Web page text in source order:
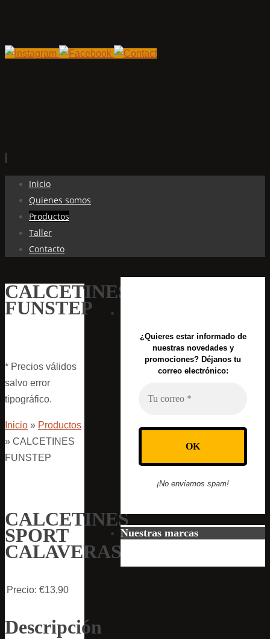
contenido
Inicio
Quienes somos
Productos
Taller
Contacto
CALCETINES
FUNSTEP
* Precios válidos
salvo error
tipográfico.
Inicio » Productos
» CALCETINES
FUNSTEP
CALCETINES
SPORT
CALAVERAS
Precio: €13,90
Descripción
¿Quieres estar informado de
nuestras novedades y
promociones? Déjanos tu
correo electrónico:
¡No enviamos spam!
Nuestras marcas